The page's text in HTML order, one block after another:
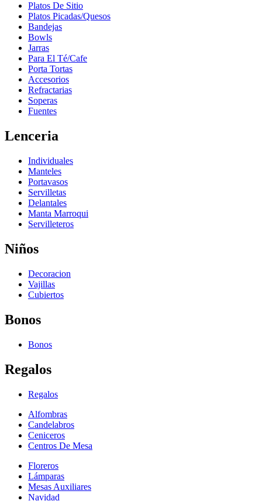
Platos De Sitio
Platos Picadas/Quesos
Bandejas
Bowls
Jarras
Para El Té/Cafe
Porta Tortas
Accesorios
Refractarias
Soperas
Fuentes
Lenceria
Individuales
Manteles
Portavasos
Servilletas
Delantales
Manta Marroqui
Servilleteros
Niños
Decoracion
Vajillas
Cubiertos
Bonos
Bonos
Regalos
Regalos
Alfombras
Candelabros
Ceniceros
Centros De Mesa
Floreros
Lámparas
Mesas Auxiliares
Navidad